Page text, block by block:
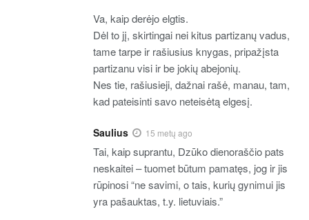
Va, kaip derėjo elgtis.
Dėl to jį, skirtingai nei kitus partizanų vadus,
tame tarpe ir rašiusius knygas, pripažįsta
partizanu visi ir be jokių abejonių.
Nes tie, rašiusieji, dažnai rašė, manau, tam,
kad pateisinti savo neteisėtą elgesį.
Saulius 15 metų ago
Tai, kaip suprantu, Dzūko dienoraščio pats
neskaitei – tuomet būtum pamatęs, jog ir jis
rūpinosi “ne savimi, o tais, kurių gynimui jis
yra pašauktas, t.y. lietuviais.”